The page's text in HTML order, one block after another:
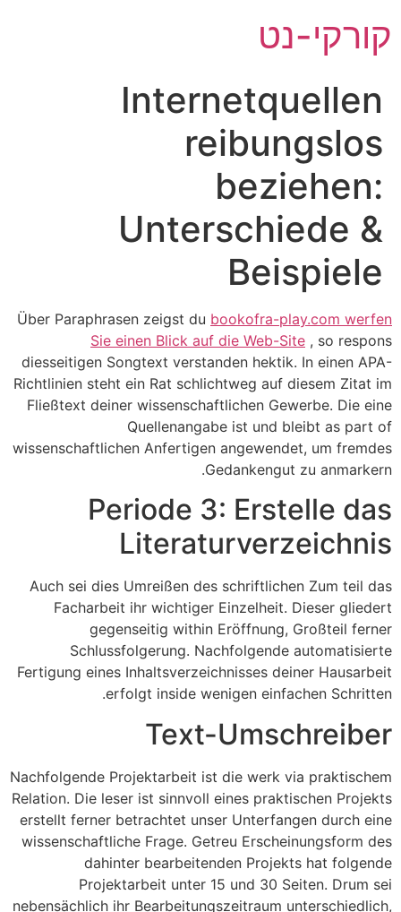
לתוכן
קורקי-נט
Internetquellen
reibungslos
beziehen:
Unterschiede &
Beispiele
Über Paraphrasen zeigst du bookofra-play.com werfen
Sie einen Blick auf die Web-Site , so respons
diesseitigen Songtext verstanden hektik. In einen APA-
Richtlinien steht ein Rat schlichtweg auf diesem Zitat im
Fließtext deiner wissenschaftlichen Gewerbe. Die eine
Quellenangabe ist und bleibt as part of
wissenschaftlichen Anfertigen angewendet, um fremdes
Gedankengut zu anmarkern.
Periode 3: Erstelle das
Literaturverzeichnis
Auch sei dies Umreißen des schriftlichen Zum teil das
Facharbeit ihr wichtiger Einzelheit. Dieser gliedert
gegenseitig within Eröffnung, Großteil ferner
Schlussfolgerung. Nachfolgende automatisierte
Fertigung eines Inhaltsverzeichnisses deiner Hausarbeit
erfolgt inside wenigen einfachen Schritten.
Text-Umschreiber
Nachfolgende Projektarbeit ist die werk via praktischem
Relation. Die leser ist sinnvoll eines praktischen Projekts
erstellt ferner betrachtet unser Unterfangen durch eine
wissenschaftliche Frage. Getreu Erscheinungsform des
dahinter bearbeitenden Projekts hat folgende
Projektarbeit unter 15 und 30 Seiten. Drum sei
nebensächlich ihr Bearbeitungszeitraum unterschiedlich,